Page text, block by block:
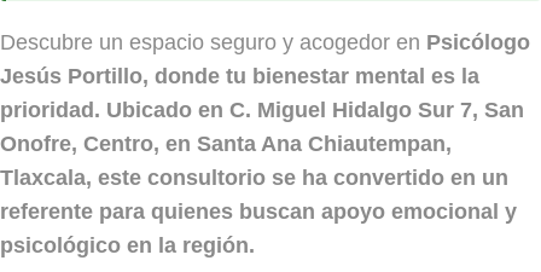
Descubre un espacio seguro y acogedor en Psicólogo
Jesús Portillo, donde tu bienestar mental es la
prioridad. Ubicado en C. Miguel Hidalgo Sur 7, San
Onofre, Centro, en Santa Ana Chiautempan,
Tlaxcala, este consultorio se ha convertido en un
referente para quienes buscan apoyo emocional y
psicológico en la región.